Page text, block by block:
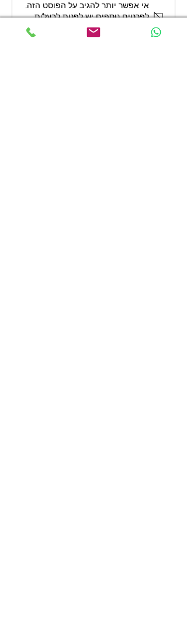
אי אפשר יותר להגיב על הפוסט הזה.
לפרטים נוספים יש לפנות לבעל/ת